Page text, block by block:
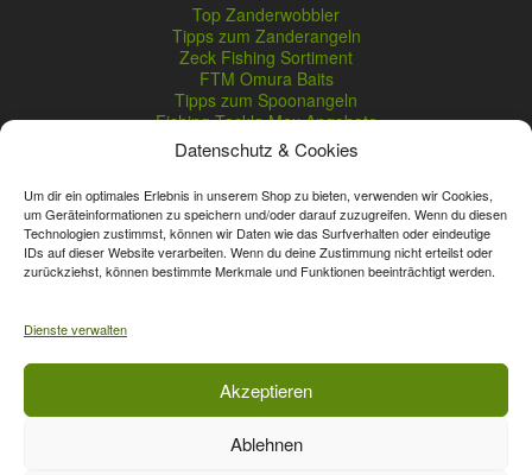
Datenschutz & Cookies
Um dir ein optimales Erlebnis in unserem Shop zu bieten, verwenden wir Cookies,
um Geräteinformationen zu speichern und/oder darauf zuzugreifen. Wenn du diesen
Technologien zustimmst, können wir Daten wie das Surfverhalten oder eindeutige
IDs auf dieser Website verarbeiten. Wenn du deine Zustimmung nicht erteilst oder
zurückziehst, können bestimmte Merkmale und Funktionen beeinträchtigt werden.
Dienste verwalten
Akzeptieren
Ablehnen
Top Zanderwobbler
Tipps zum Zanderangeln
Zeck Fishing Sortiment
FTM Omura Baits
Tipps zum Spoonangeln
Fishing Tackle Max Angebote
Seika Pro Produkte
Nightveit Zanderwobbler
Vertrag widerrufen
Unsere Onlinepreise können günstiger sein.
Affiliate, Partner Rabatt-Codes und Aktionscodes gelten für das gesamte
Sortiment, davon ausgeschlossen sind Gutscheine, Sale-Produkte, Zeck
Codes gelten für das gesamte Sortiment.